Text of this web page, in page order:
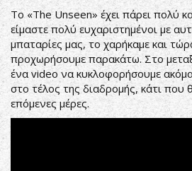
Το «The Unseen» έχει πάρει πολύ
είμαστε πολύ ευχαριστημένοι με
μπαταρίες μας, το χαρήκαμε και
προχωρήσουμε παρακάτω. Στο
ένα video να κυκλοφορήσουμε
στο τέλος της διαδρομής, κάτι που
επόμενες μέρες.